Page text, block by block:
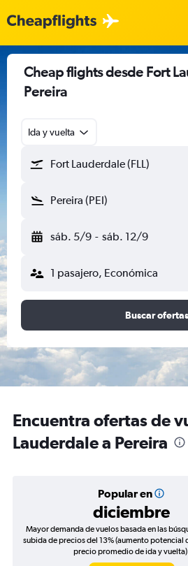
Cheap flights desde Fort
Pereira
Ida y vuelta
Fort Lauderdale (FLL)
Pereira (PEI)
sáb. 5/9 - sáb. 12/9
1 pasajero, Económica
Buscar ofertas
Encuentra ofertas de
Lauderdale a Pereira
Popular en
diciembre
Mayor demanda de vuelos basada en las
subida de precios del 13% (aumento potencial
precio promedio de ida y